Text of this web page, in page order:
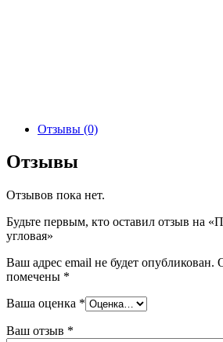
Отзывы (0)
Отзывы
Отзывов пока нет.
Будьте первым, кто оставил отзыв на
угловая»
Ваш адрес email не будет опубликован.
помечены *
Ваша оценка *
Ваш отзыв *